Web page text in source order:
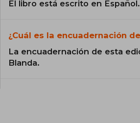
El libro está escrito en Español.
¿Cuál es la encuadernación
La encuadernación de esta
Blanda.